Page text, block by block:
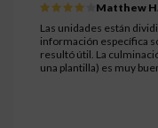
Matthew H.
Las unidades están
información específica
resultó útil. La
una plantilla) es muy